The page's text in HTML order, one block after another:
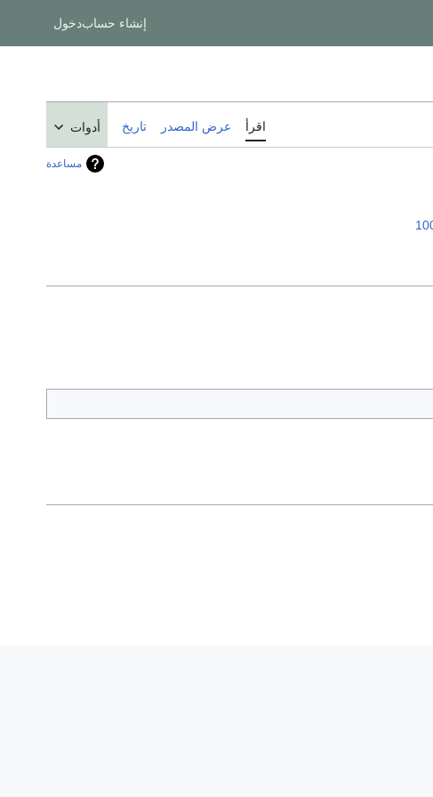
إنشاء حسابدخول
اقرأ عرض المصدر تاريخ أدوات
مساعدة